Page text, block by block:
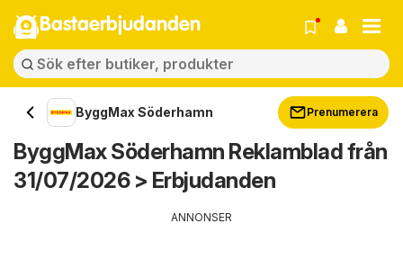
Bastaerbjudanden
ByggMax Söderhamn Prenumerera
ByggMax Söderhamn Reklamblad från
31/07/2026 > Erbjudanden
ANNONSER